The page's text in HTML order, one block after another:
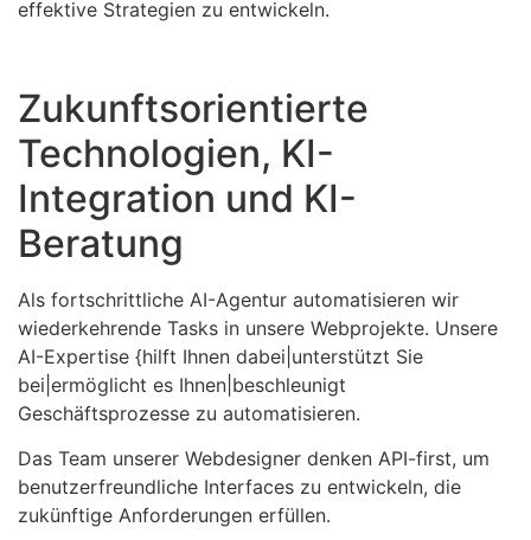
effektive Strategien zu entwickeln.
Zukunftsorientierte
Technologien, KI-
Integration und KI-
Beratung
Als fortschrittliche AI-Agentur automatisieren wir
wiederkehrende Tasks in unsere Webprojekte. Unsere
AI-Expertise {hilft Ihnen dabei|unterstützt Sie
bei|ermöglicht es Ihnen|beschleunigt
Geschäftsprozesse zu automatisieren.
Das Team unserer Webdesigner denken API-first, um
benutzerfreundliche Interfaces zu entwickeln, die
zukünftige Anforderungen erfüllen.